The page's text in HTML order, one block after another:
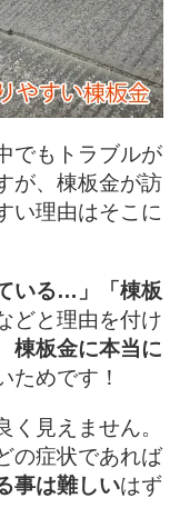
でもトラブルが
が、棟板金が訪
い理由はそこに
いる…」「棟板
どと理由を付け
棟板金に本当に
ためです！
見えません。
の症状であれば
事は難しいはず